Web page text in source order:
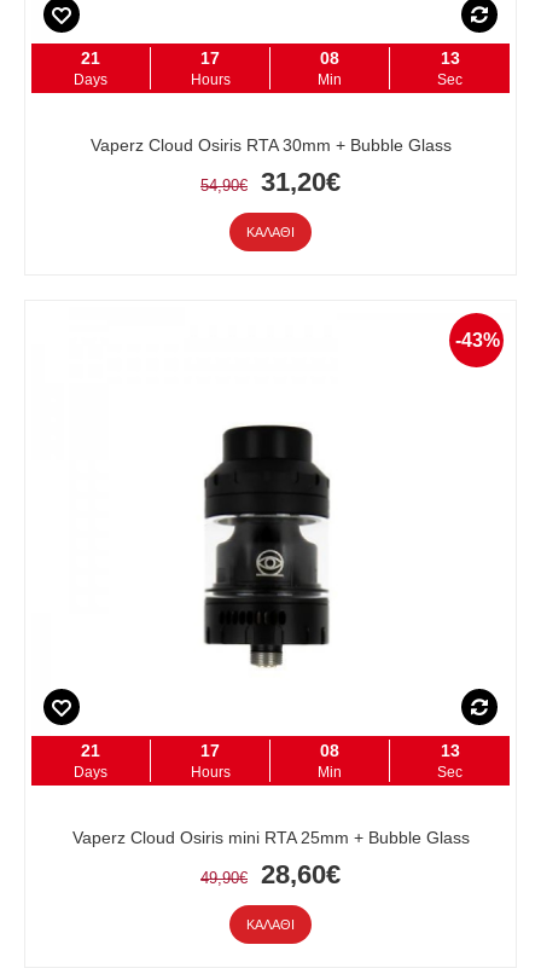
21
Days
17
Hours
08
Min
12
Sec
Vaperz Cloud Osiris RTA 30mm + Bubble Glass
54,90€ 31,20€
ΚΑΛΆΘΙ
-43%
21
Days
17
Hours
08
Min
12
Sec
Vaperz Cloud Osiris mini RTA 25mm + Bubble Glass
49,90€ 28,60€
ΚΑΛΆΘΙ